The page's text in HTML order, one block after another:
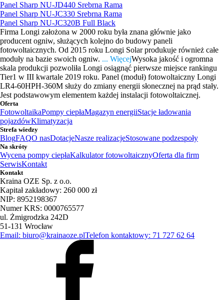
Panel Sharp NU-JD440 Srebrna Rama
Panel Sharp NU-JC330 Srebrna Rama
Panel Sharp NU-JC320B Full Black
Firma Longi założona w 2000 roku była znana głównie jako
producent ogniw, służących kolejno do budowy paneli
fotowoltaicznych. Od 2015 roku Longi Solar produkuje również całe
moduły na bazie swoich ogniw. ... WięcejWysoka jakość i ogromna
skala produkcji pozwoliła Longi osiągnąć pierwsze miejsce rankingu
Tier1 w III kwartale 2019 roku. Panel (moduł) fotowoltaiczny Longi
LR4-60HPH-360M służy do zmiany energii słonecznej na prąd stały.
Jest podstawowym elementem każdej instalacji fotowoltaicznej.
Oferta
FotowoltaikaPompy ciepłaMagazyn energiiStacje ładowania
pojazdówKlimatyzacja
Strefa wiedzy
BlogFAQO nasDotacjeNasze realizacjeStosowane podzespoły
Na skróty
Wycena pompy ciepłaKalkulator fotowoltaicznyOferta dla firm
SerwisKontakt
Kontakt
Kraina OZE Sp. z o.o.
Kapitał zakładowy: 260 000 zł
NIP: 8952198367
Numer KRS: 0000765577
ul. Żmigrodzka 242D
51-131 Wrocław
Email: biuro@krainaoze.plTelefon kontaktowy: 71 727 62 64